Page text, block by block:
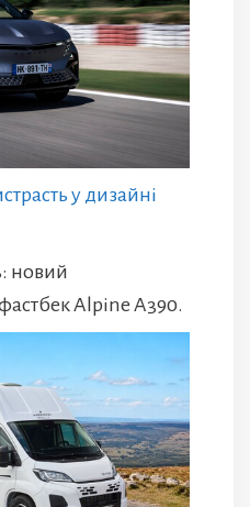
у дизайні
новий
Alpine A390.